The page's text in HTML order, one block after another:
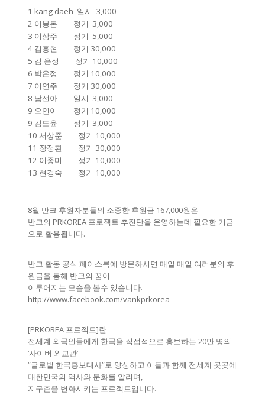
1 kang daeh 일시 3,000
2 이봉돈 정기 3,000
3 이상주 정기 5,000
4 김홍현 정기 30,000
5 김 은정 정기 10,000
6 박은정 정기 10,000
7 이연주 정기 30,000
8 남선아 일시 3,000
9 오연이 정기 10,000
9 김도윤 정기 3,000
10 서상준 정기 10,000
11 장정환 정기 30,000
12 이종미 정기 10,000
13 현경숙 정기 10,000
8월 반크 후원자분들의 소중한 후원금 167,000원은
반크의 PRKOREA 프로젝트 추진단을 운영하는데 필요한 기금
으로 활용됩니다.
반크 활동 공식 페이스북에 방문하시면 매일 매일 여러분의 후
원금을 통해 반크의 꿈이
이루어지는 모습을 볼수 있습니다.
http://www.facebook.com/vankprkorea
[PRKOREA 프로젝트]란
전세계 외국인들에게 한국을 직접적으로 홍보하는 20만 명의
‘사이버 외교관’
“글로벌 한국홍보대사”로 양성하고 이들과 함께 전세계 곳곳에
대한민국의 역사와 문화를 알리며,
지구촌을 변화시키는 프로젝트입니다.